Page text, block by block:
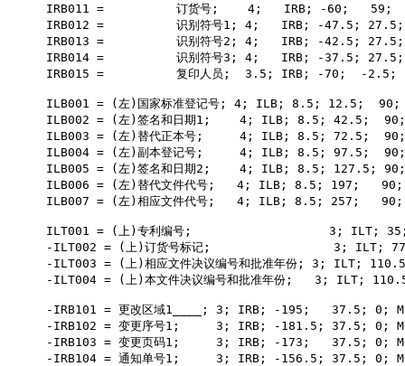
IRB011 =          订货号;    4;   IRB; -60;   59;
IRB012 =          识别符号1; 4;   IRB; -47.5;
IRB013 =          识别符号2; 4;   IRB; -42.5;
IRB014 =          识别符号3; 4;   IRB; -37.5;
IRB015 =          复印人员;  3.5; IRB; -70;  -2.5;
ILB001 = (左)国家标准登记号; 4; ILB; 8.5; 12.5;
ILB002 = (左)签名和日期1;    4; ILB; 8.5; 42.5;
ILB003 = (左)替代正本号;     4; ILB; 8.5; 72.5;
ILB004 = (左)副本登记号;     4; ILB; 8.5; 97.5;
ILB005 = (左)签名和日期2;    4; ILB; 8.5; 127.5;
ILB006 = (左)替代文件代号;   4; ILB; 8.5; 197;
ILB007 = (左)相应文件代号;   4; ILB; 8.5; 257;
ILT001 = (上)专利编号;                   3; ILT;
-ILT002 = (上)订货号标记;                 3; ILT;
-ILT003 = (上)相应文件决议编号和批准年份; 3;
-ILT004 = (上)本文件决议编号和批准年份;   3;
-IRB101 = 更改区域1____; 3; IRB; -195;   37.5; 0;
-IRB102 = 变更序号1;     3; IRB; -181.5; 37.5; 0;
-IRB103 = 变更页码1;     3; IRB; -173;   37.5; 0;
-IRB104 = 通知单号1;     3; IRB; -156.5; 37.5; 0;